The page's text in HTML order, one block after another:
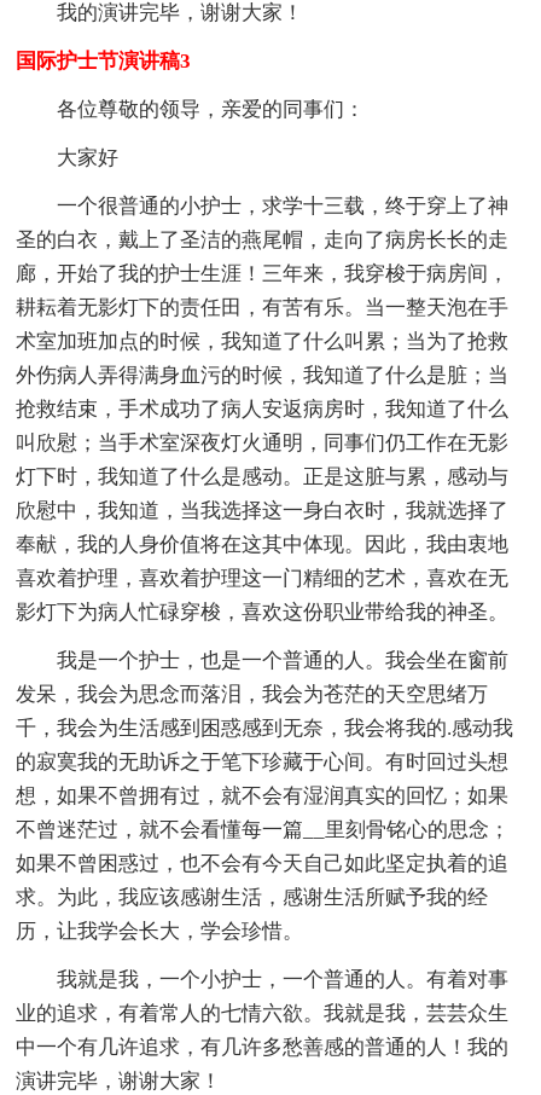
我的演讲完毕，谢谢大家！
国际护士节演讲稿3
各位尊敬的领导，亲爱的同事们：
大家好
一个很普通的小护士，求学十三载，终于穿上了神
圣的白衣，戴上了圣洁的燕尾帽，走向了病房长长的走
廊，开始了我的护士生涯！三年来，我穿梭于病房间，
耕耘着无影灯下的责任田，有苦有乐。当一整天泡在手
术室加班加点的时候，我知道了什么叫累；当为了抢救
外伤病人弄得满身血污的时候，我知道了什么是脏；当
抢救结束，手术成功了病人安返病房时，我知道了什么
叫欣慰；当手术室深夜灯火通明，同事们仍工作在无影
灯下时，我知道了什么是感动。正是这脏与累，感动与
欣慰中，我知道，当我选择这一身白衣时，我就选择了
奉献，我的人身价值将在这其中体现。因此，我由衷地
喜欢着护理，喜欢着护理这一门精细的艺术，喜欢在无
影灯下为病人忙碌穿梭，喜欢这份职业带给我的神圣。
我是一个护士，也是一个普通的人。我会坐在窗前
发呆，我会为思念而落泪，我会为苍茫的天空思绪万
千，我会为生活感到困惑感到无奈，我会将我的.感动我
的寂寞我的无助诉之于笔下珍藏于心间。有时回过头想
想，如果不曾拥有过，就不会有湿润真实的回忆；如果
不曾迷茫过，就不会看懂每一篇__里刻骨铭心的思念；
如果不曾困惑过，也不会有今天自己如此坚定执着的追
求。为此，我应该感谢生活，感谢生活所赋予我的经
历，让我学会长大，学会珍惜。
我就是我，一个小护士，一个普通的人。有着对事
业的追求，有着常人的七情六欲。我就是我，芸芸众生
中一个有几许追求，有几许多愁善感的普通的人！我的
演讲完毕，谢谢大家！